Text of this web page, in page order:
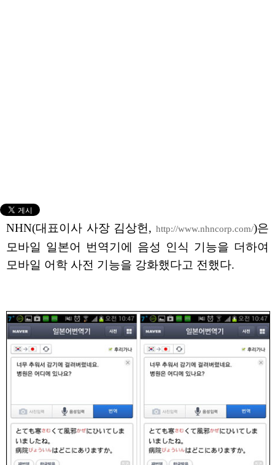
NHN(대표이사 사장 김상헌, http://www.nhncorp.com/)은
모바일 일본어 번역기에 음성 인식 기능을 더하여
모바일 어학 사전 기능을 강화했다고 전했다.